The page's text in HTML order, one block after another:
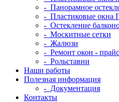
- Панорамное
- Пластиковые окна
- Остекление
- Москитные сетки
- Жалюзи
- Ремонт окон - прайс
- Рольставни
Наши работы
Полезная информация
- Документация
Контакты